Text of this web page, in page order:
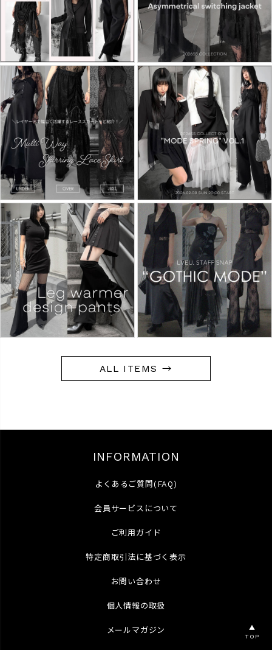
ALL ITEMS →
▲
TOP
INFORMATION
よくあるご質問(FAQ)
会員サービスについて
ご利用ガイド
特定商取引法に基づく表示
お問い合わせ
個人情報の取扱
メールマガジン